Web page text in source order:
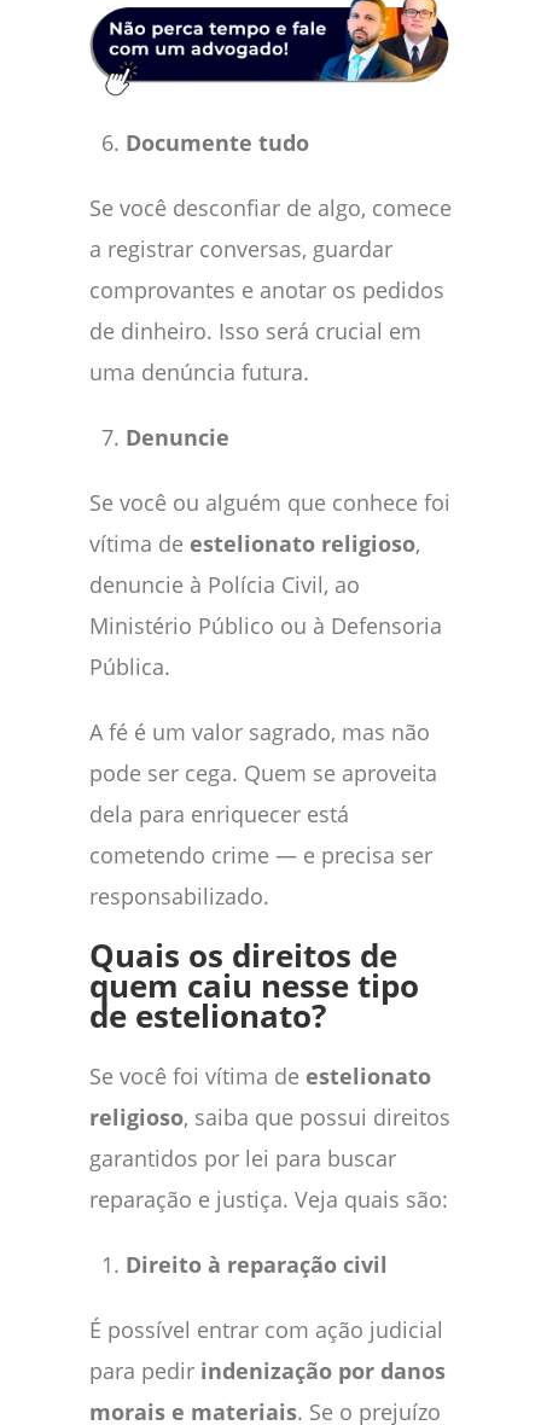
Documente tudo
Se você desconfiar de algo, comece
a registrar conversas, guardar
comprovantes e anotar os pedidos
de dinheiro. Isso será crucial em
uma denúncia futura.
Denuncie
Se você ou alguém que conhece foi
vítima de estelionato religioso,
denuncie à Polícia Civil, ao
Ministério Público ou à Defensoria
Pública.
A fé é um valor sagrado, mas não
pode ser cega. Quem se aproveita
dela para enriquecer está
cometendo crime — e precisa ser
responsabilizado.
Quais os direitos de
quem caiu nesse tipo
de estelionato?
Se você foi vítima de estelionato
religioso, saiba que possui direitos
garantidos por lei para buscar
reparação e justiça. Veja quais são:
Direito à reparação civil
É possível entrar com ação judicial
para pedir indenização por danos
morais e materiais. Se o prejuízo